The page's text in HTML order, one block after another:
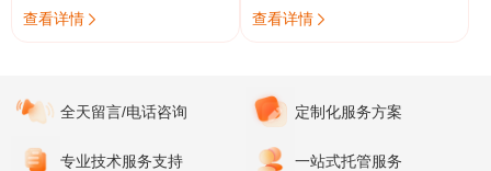
查看详情  查看详情 
全天留言/电话咨询 定制化服务方案
专业技术服务支持 一站式托管服务